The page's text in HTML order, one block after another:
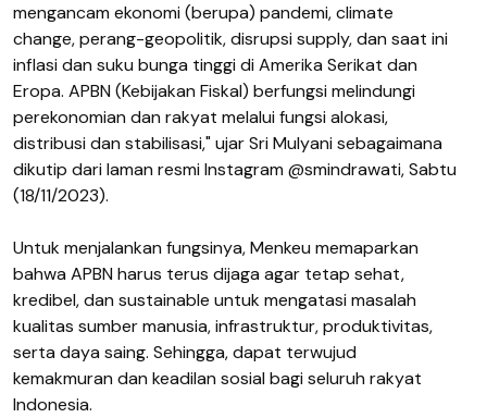
mengancam ekonomi (berupa) pandemi, climate
change, perang-geopolitik, disrupsi supply, dan saat ini
inflasi dan suku bunga tinggi di Amerika Serikat dan
Eropa. APBN (Kebijakan Fiskal) berfungsi melindungi
perekonomian dan rakyat melalui fungsi alokasi,
distribusi dan stabilisasi," ujar Sri Mulyani sebagaimana
dikutip dari laman resmi Instagram @smindrawati, Sabtu
(18/11/2023).
Untuk menjalankan fungsinya, Menkeu memaparkan
bahwa APBN harus terus dijaga agar tetap sehat,
kredibel, dan sustainable untuk mengatasi masalah
kualitas sumber manusia, infrastruktur, produktivitas,
serta daya saing. Sehingga, dapat terwujud
kemakmuran dan keadilan sosial bagi seluruh rakyat
Indonesia.